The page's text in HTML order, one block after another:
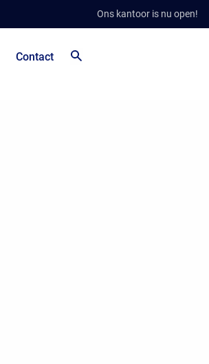
Ons kantoor is nu open!
Contact